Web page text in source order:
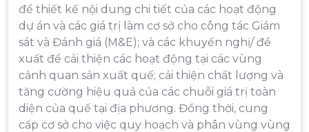
để thiết kế nội dung chi tiết của các hoạt động
dự án và các giá trị làm cơ sở cho công tác Giám
sát và Đánh giá (M&E); và các khuyến nghị/ đề
xuất để cải thiện các hoạt động tại các vùng
cảnh quan sản xuất quế; cải thiện chất lượng và
tăng cường hiệu quả của các chuỗi giá trị toàn
diện của quế tại địa phương. Đồng thời, cung
cấp cơ sở cho việc quy hoạch và phân vùng vùng